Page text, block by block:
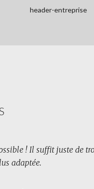
header-entreprise
! Il suffit juste de
adaptée.